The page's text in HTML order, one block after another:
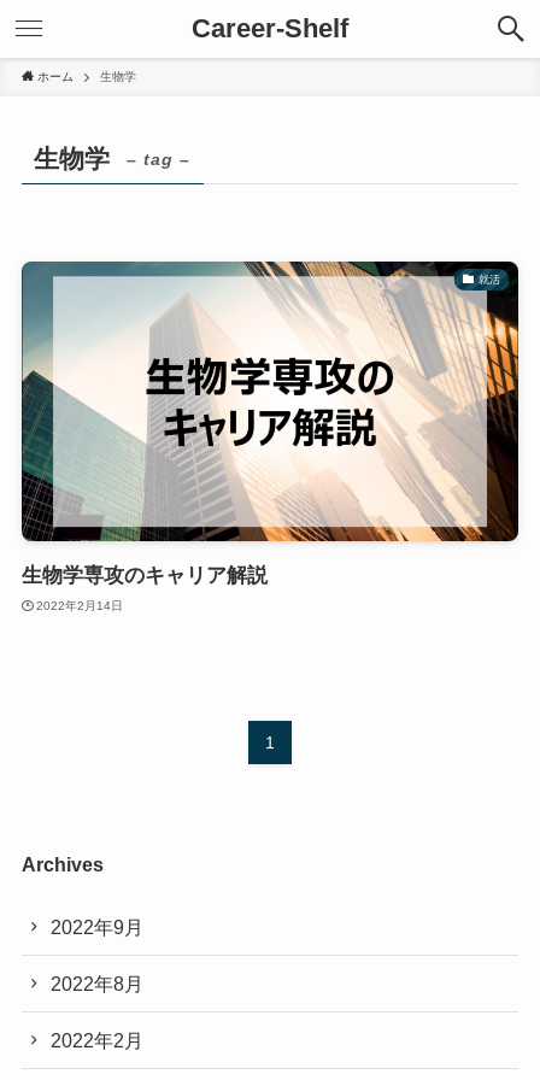
Career-Shelf
ホーム 生物学
生物学 – tag –
就活
生物学専攻のキャリア解説
2022年2月14日
1
Archives
2022年9月
2022年8月
2022年2月